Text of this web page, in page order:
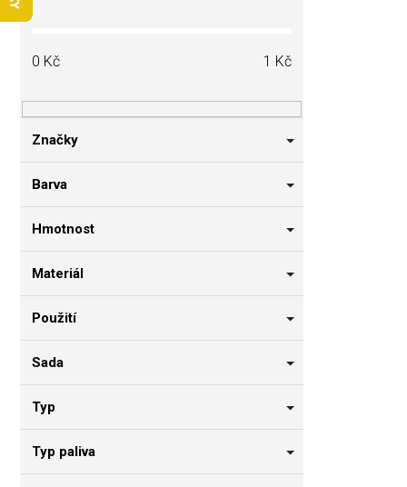
o
a
n
í
a
0 Kč 1 Kč
Značky
Barva
Hmotnost
Materiál
Použití
Sada
Typ
Typ paliva